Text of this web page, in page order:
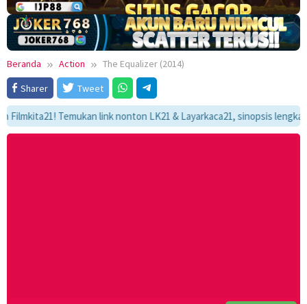
Beranda Action
The Equalizer (2014)
Sharer
Tweet
Temukan link nonton LK21 & Layarkaca21, sinopsis lengkap,